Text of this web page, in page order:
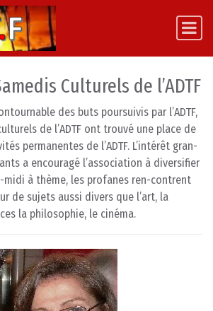
Culturels de l’ADTF
des buts poursuivis par l’ADTF,
de l’ADTF ont trouvé une place de
permanentes de l’ADTF. L’intérêt gran-
a encouragé l’association à diversifier
midi à thème, les profanes ren-contrent
de sujets aussi divers que l’art, la
la philosophie, le cinéma.